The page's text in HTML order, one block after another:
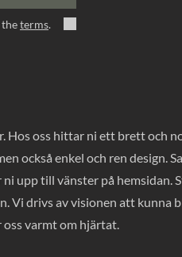
theterms.
Hos oss hittar ni ett brett och
också enkel och ren design.
upp till vänster på hemsidan.
Vi drivs av visionen att kunna
varmt om hjärtat.